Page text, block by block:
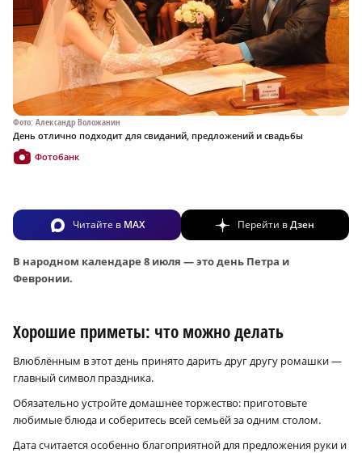
Фото: Александр Воложанин
День отлично подходит для свиданий, предложений и свадьбы
Фотобанк
Читайте в MAX Перейти вДзен
В народном календаре 8 июля — это день Петра и
Февронии.
Хорошие приметы: что можно делать
Влюблённым в этот день принято дарить друг другу ромашки —
главный символ праздника.
Обязательно устройте домашнее торжество: приготовьте
любимые блюда и соберитесь всей семьёй за одним столом.
Дата считается особенно благоприятной для предложения руки и